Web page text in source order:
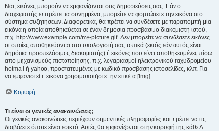
Ναι, εικόνες μπορούν να εμφανίζονται στις δημοσιεύσεις σας. Εάν ο
διαχειριστής επιτρέπει τα συνημμένα, μπορείτε να φορτώσετε την εικόνα στο
σύστημα συζητήσεων. Διαφορετικά, θα πρέπει να συνδέσετε με παραπομπή μία
εικόνα η οποία αποθηκεύεται σε έναν δημόσια προσβάσιμο διακομιστή ιστού,
π.χ. http://www.example.com/my-picture.gif. Δεν μπορείτε να συνδέσετε εικόνες
οι οποίες αποθηκεύονται στο υπολογιστή σας τοπικά (εκτός εάν αυτός είναι
δημόσια προσπελάσιμος διακομιστής) ή εικόνες που είναι αποθηκευμένες πίσω
από μηχανισμούς πιστοποίησης, π.χ. λογαριασμοί ηλεκτρονικού ταχυδρομείου
hotmail ή yahoo, προστατευμένες με κωδικό πρόσβασης ιστοσελίδες, κλπ. Για
να εμφανιστεί η εικόνα χρησιμοποιήστε την ετικέτα [img].
Κορυφή
Τι είναι οι γενικές ανακοινώσεις;
Οι γενικές ανακοινώσεις περιέχουν σημαντικές πληροφορίες και πρέπει να τις
διαβάζετε όποτε είναι εφικτό. Αυτές θα εμφανίζονται στην κορυφή της κάθε Δ.